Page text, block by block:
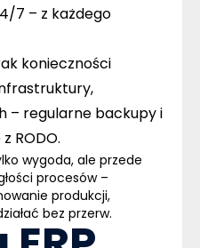
7 – z każdego
konieczności
– regularne backupy i
RODO.
wygoda, ale przede
procesów–
produkcji,
bez przerw.